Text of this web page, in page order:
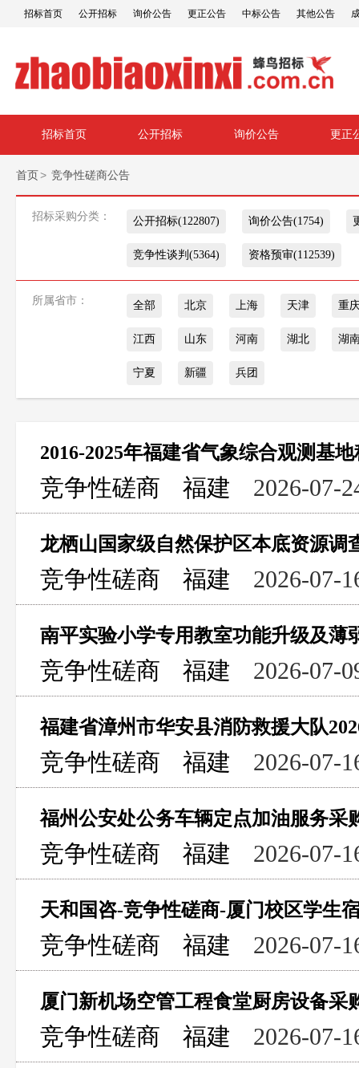
招标首页 公开招标 询价公告 更正公告 中标公告 其他公告
招标首页 公开招标 询价公告 更正
首页 > 竞争性磋商公告
招标采购分类： 公开招标(122807) 询价公告(1754)
竞争性谈判(5364) 资格预审(112539)
所属省市： 全部 北京 上海 天津 重
江西 山东 河南 湖北 湖
宁夏 新疆 兵团
2016-2025年福建省气象综合观测基
竞争性磋商 福建 2026-07-
龙栖山国家级自然保护区本底资源调
竞争性磋商 福建 2026-07-
南平实验小学专用教室功能升级及薄
竞争性磋商 福建 2026-07-
竞争性磋商 福建 2026-07-
福州公安处公务车辆定点加油服务采
竞争性磋商 福建 2026-07-
天和国咨-竞争性磋商-厦门校区学生
竞争性磋商 福建 2026-07-
厦门新机场空管工程食堂厨房设备采
竞争性磋商 福建 2026-07-